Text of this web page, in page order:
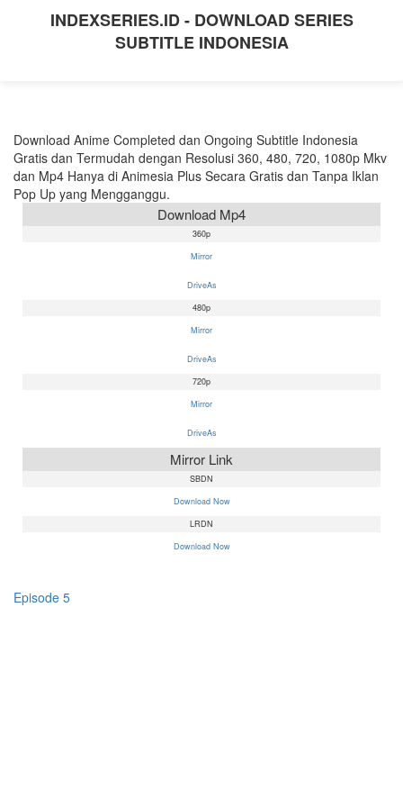
INDEXSERIES.ID - DOWNLOAD SERIES
SUBTITLE INDONESIA
Download Anime Completed dan Ongoing Subtitle Indonesia
Gratis dan Termudah dengan Resolusi 360, 480, 720, 1080p Mkv
dan Mp4 Hanya di Animesia Plus Secara Gratis dan Tanpa Iklan
Pop Up yang Mengganggu.
Download Mp4
360p
Mirror
DriveAs
480p
Mirror
DriveAs
720p
Mirror
DriveAs
Mirror Link
SBDN
Download Now
LRDN
Download Now
Episode 5